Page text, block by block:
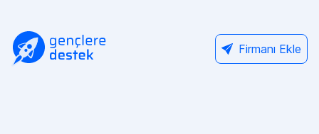
Firmanı Ekle